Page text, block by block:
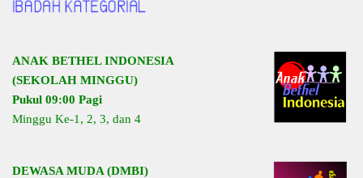
ANAK BETHEL INDONESIA
(SEKOLAH MINGGU)
Pukul 09:00 Pagi
Minggu Ke-1, 2, 3, dan 4
DEWASA MUDA (DMBI)